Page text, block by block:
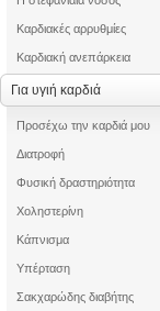
Καρδιακές αρρυθμίες
Καρδιακή ανεπάρκεια
Για υγιή καρδιά
Προσέχω την καρδιά μου
Διατροφή
Φυσική δραστηριότητα
Χοληστερίνη
Κάπνισμα
Υπέρταση
Σακχαρώδης διαβήτης